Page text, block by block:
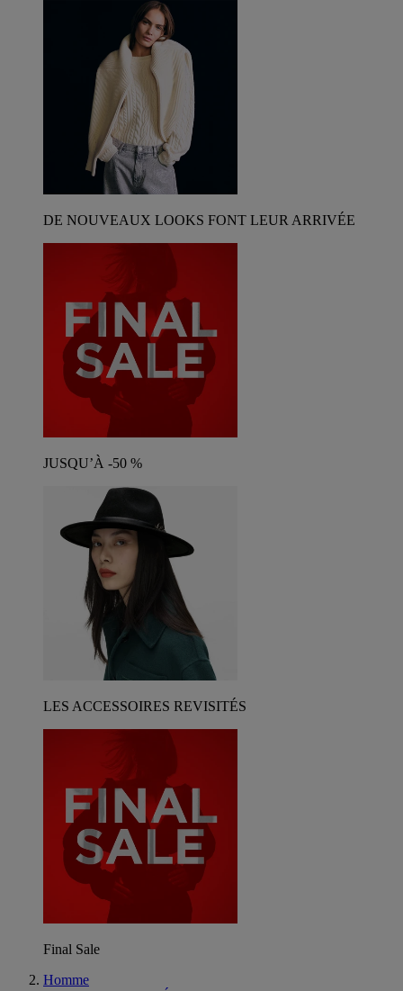
DE NOUVEAUX LOOKS FONT LEUR ARRIVÉE
JUSQU’À -50 %
LES ACCESSOIRES REVISITÉS
Final Sale
Homme